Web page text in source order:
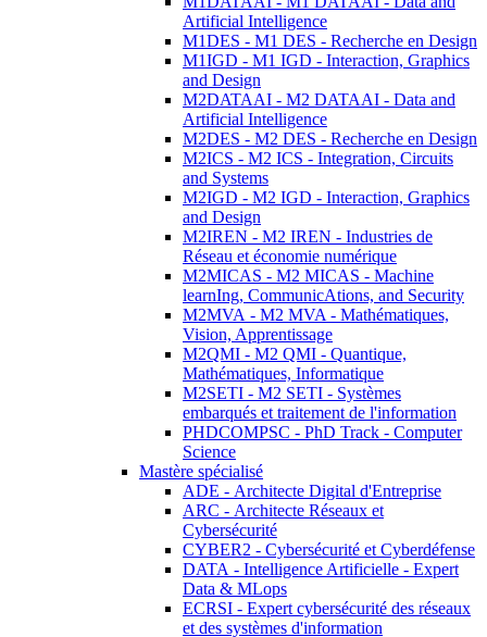
Artificial Intelligence
M1DES - M1 DES - Recherche en Design
M1IGD - M1 IGD - Interaction, Graphics
and Design
M2DATAAI - M2 DATAAI - Data and
Artificial Intelligence
M2DES - M2 DES - Recherche en Design
M2ICS - M2 ICS - Integration, Circuits
and Systems
M2IGD - M2 IGD - Interaction, Graphics
and Design
M2IREN - M2 IREN - Industries de
Réseau et économie numérique
M2MICAS - M2 MICAS - Machine
learnIng, CommunicAtions, and Security
M2MVA - M2 MVA - Mathématiques,
Vision, Apprentissage
M2QMI - M2 QMI - Quantique,
Mathématiques, Informatique
M2SETI - M2 SETI - Systèmes
embarqués et traitement de l'information
PHDCOMPSC - PhD Track - Computer
Science
Mastère spécialisé
ADE - Architecte Digital d'Entreprise
ARC - Architecte Réseaux et
Cybersécurité
CYBER2 - Cybersécurité et Cyberdéfense
DATA - Intelligence Artificielle - Expert
Data & MLops
ECRSI - Expert cybersécurité des réseaux
et des systèmes d'information